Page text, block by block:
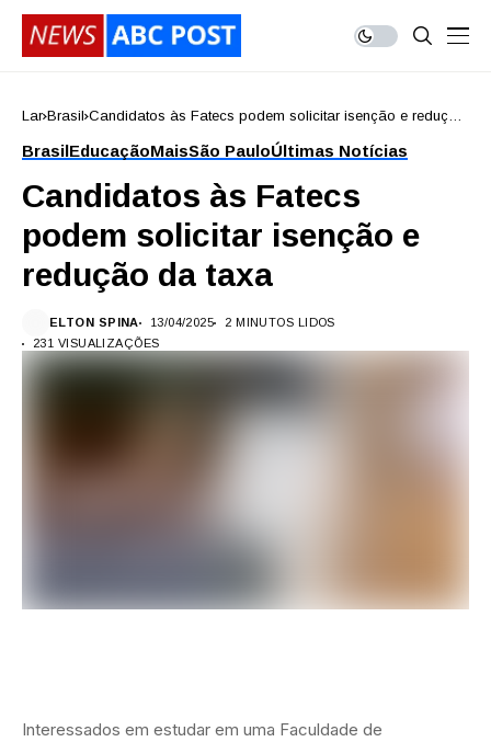
Lar Brasil Candidatos às Fatecs podem solicitar isenção e redução
BrasilEducaçãoMaisSão PauloÚltimas Notícias
Candidatos às Fatecs
podem solicitar isenção e
redução da taxa
ELTON SPINA 13/04/2025
2 MINUTOS LIDOS
231 VISUALIZAÇÕES
Interessados em estudar em uma Faculdade de